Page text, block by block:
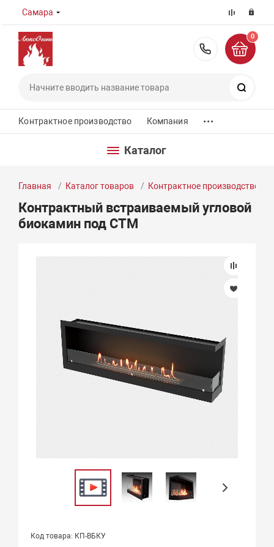
Самара
8 (800)
0
Контрактное производство Компания ...
Каталог
Главная Каталог товаров Контрактное производство
Контрактный встраиваемый угловой
биокамин под СТМ
Код товара: КП-ВБКУ